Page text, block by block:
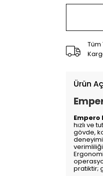
Tüm
Ürün
Empero
hızlı ve
gövde,
verimliliği
pratiktir;